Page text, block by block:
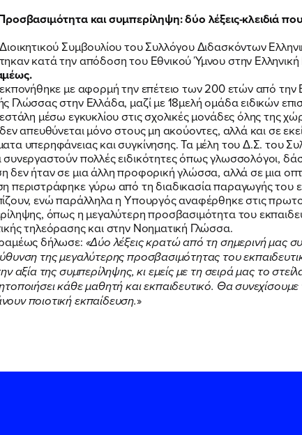
ΠΟΙΑ
ΕΡΓΟ
ΝΕΑ
ΕΛΑ
και συμπερίληψη: δύο λέξεις-κλειδιά
Συμβουλίου του Συλλόγου Διδασκόντων
κατά την απόδοση του Εθνικού Ύμνου στην
με αφορμή την επέτειο των 200 ετών από
Γλώσσας στην Ελλάδα, μαζί με 18μελή ομάδα ειδικών
μέσω εγκυκλίου στις σχολικές μονάδες όλης της
απευθύνεται μόνο στους μη ακούοντες, αλλά και σε
υπερηφάνειας και συγκίνησης. Τα μέλη του Δ.Σ. του
πολλές ειδικότητες όπως γλωσσολόγοι,
δεν ήταν σε μια άλλη προφορική γλώσσα, αλλά σε μια
περιστράφηκε γύρω από τη διαδικασία παραγωγής του
ενώ παράλληλα η Υπουργός αναφέρθηκε στις
όπως η μεγαλύτερη προσβασιμότητα του
τηλεόρασης και στην Νοηματική Γλώσσα.
δήλωσε: «Δύο λέξεις κρατώ από τη σημερινή μας
της μεγαλύτερης προσβασιμότητας του
αξία της συμπερίληψης, κι εμείς με τη σειρά μας το
κάθε μαθητή και εκπαιδευτικό. Θα
υν ποιοτική εκπαίδευση.»
Αποδέχομαι τηνΠολιτική Προστασίας
δικτυακού τόπου του Πολιτικού Γραφείου
ΥΠΟΒΟΛΗ
Αποδέχομαι τηνΠολιτική Προστασίας
δικτυακού τόπου του Πολιτικού Γραφείου
ΥΠΟΒΟΛΗ